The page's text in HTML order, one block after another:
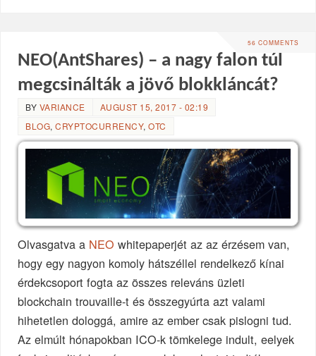
56 COMMENTS
NEO(AntShares) – a nagy falon túl
megcsinálták a jövő blokkláncát?
BY VARIANCE
AUGUST 15, 2017 - 02:19
BLOG,CRYPTOCURRENCY,OTC
Olvasgatva a NEO whitepaperjét az az érzésem van,
hogy egy nagyon komoly hátszéllel rendelkező kínai
érdekcsoport fogta az összes releváns üzleti
blockchain trouvaille-t és összegyúrta azt valami
hihetetlen dologgá, amire az ember csak pislogni tud.
Az elmúlt hónapokban ICO-k tömkelege indult, eelyek